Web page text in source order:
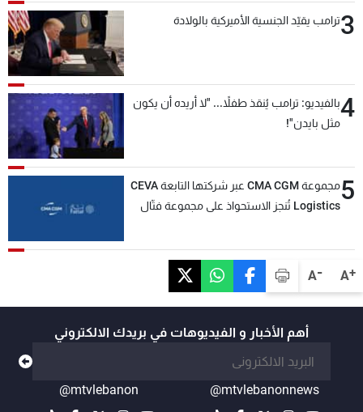
A+
A-
3ترامب يقيّد الجنسية الأميركية بالولادة
4بالفيديو: ترامب يُنقذ طفلاً... "لا أريده أن يكون
مثل بايدن"!
5
مجموعة CMA CGM عبر شركتها التابعة CEVA
Logistics تُنجز الاستحواذ على مجموعة فتّال
أهم الأخبار و الفيديوهات في بريدك الالكتروني
@mtvlebanonnews
@mtvlebanon